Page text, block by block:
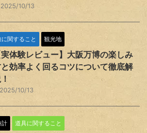
2025/10/13
に関すること 観光地
実体験レビュー】大阪万博の楽しみ
効率よく回るコツについて徹底解
2025/10/13
計 道具に関すること